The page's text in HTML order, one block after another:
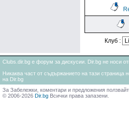
Клуб :
Clubs.dir.bg е форум за дискусии. Dir.bg не носи
Никаква част от съдържанието на тази
на Dir.bg
За Забележки, коментари и предложения
© 2006-2026 Dir.bg Всички права запазени.